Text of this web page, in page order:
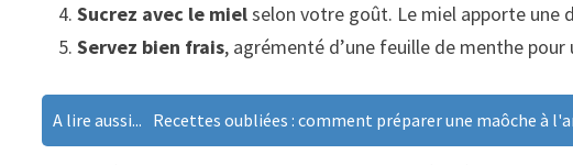
Sucrez avec le mielselon votre goût. Le miel apporte une
Servez bien frais, agrémenté d’une feuille de menthe
A lire aussi... Recettes oubliées : comment préparer une maôche à